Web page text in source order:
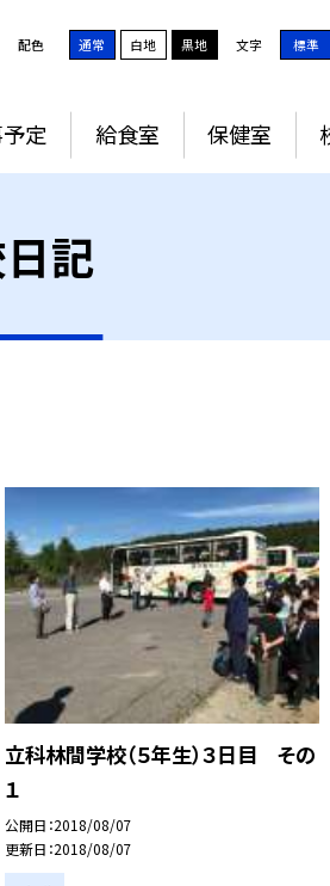
配色 通常 白地 黒地 文字 標準
定 給食室 保健室
記
立科林間学校（５年生）３日目 その
１
公開日 2018/08/07
更新日 2018/08/07